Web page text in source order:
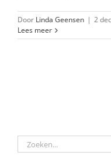
Door Linda Geensen | 2
Lees meer
Zoeken
naar: